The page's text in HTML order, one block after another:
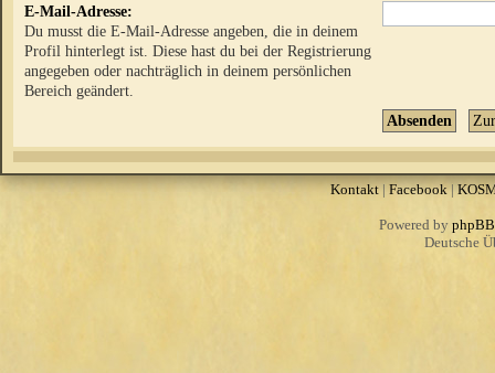
E-Mail-Adresse:
Du musst die E-Mail-Adresse angeben, die in deinem
Profil hinterlegt ist. Diese hast du bei der Registrierung
angegeben oder nachträglich in deinem persönlichen
Bereich geändert.
Kontakt| Facebook |
Powered by phpBB
Deutsche